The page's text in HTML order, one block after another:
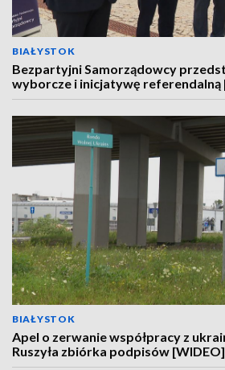
BIAŁYSTOK
Bezpartyjni Samorządowcy
wyborcze i inicjatywę referendalną
BIAŁYSTOK
Apel o zerwanie współpracy z
Ruszyła zbiórka podpisów [WIDEO]